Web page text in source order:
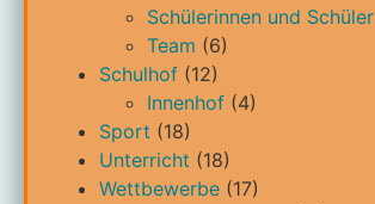
Schülerinnen und Schüler
Team (6)
Schulhof (12)
Innenhof (4)
Sport (18)
Unterricht (18)
Wettbewerbe (17)